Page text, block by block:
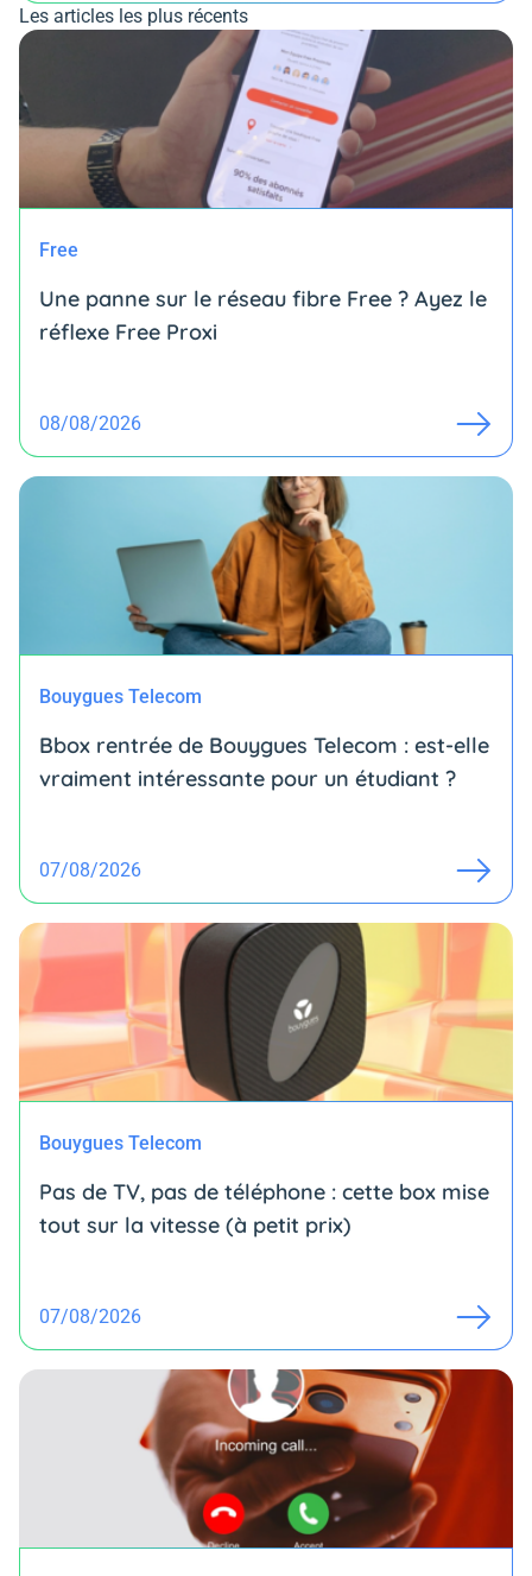
Les articles les plus récents
Free
Une panne sur le réseau fibre Free ? Ayez le
réflexe Free Proxi
08/08/2026
Bouygues Telecom
Bbox rentrée de Bouygues Telecom : est-elle
vraiment intéressante pour un étudiant ?
07/08/2026
Bouygues Telecom
Pas de TV, pas de téléphone : cette box mise
tout sur la vitesse (à petit prix)
07/08/2026